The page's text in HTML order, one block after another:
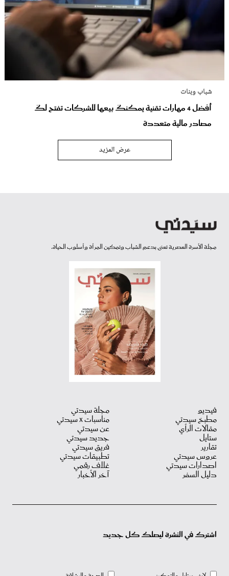
شباب وبنات
أفضل 4 مهارات تقنية يمكنكَ بيعها للشركات تفتح لكَ
مصادر مالية متعددة
عرض المزيد
مجلة الأسرة العصرية تعنى بدعم الشباب وتمكين المرأة وأسلوب الحياة.
فيديو
مطبخ سيدتي
مقالات الرأي
ستايل
تقارير
عروس سيدتي
اصدارات سيدتي
دليل السفر
مجلة سيدتي
مناسبات X سيدتي
عن سيدتي
جديد سيدتي
فريق سيدتي
تطبيقات سيدتي
غلاف رقمي
آخر الأخبار
اشترك في النشرة ليصلك كل جديد